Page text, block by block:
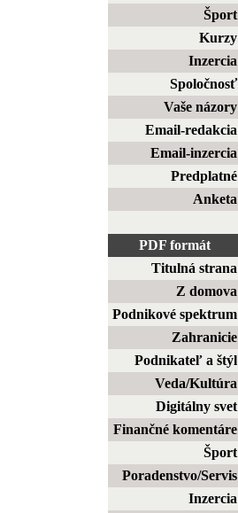
Šport
Kurzy
Inzercia
Spoločnosť
Vaše názory
Email-redakcia
Email-inzercia
Predplatné
Anketa
PDF formát
Titulná strana
Z domova
Podnikové spektrum
Zahranicie
Podnikateľ a štýl
Veda/Kultúra
Digitálny svet
Finančné komentáre
Šport
Poradenstvo/Servis
Inzercia